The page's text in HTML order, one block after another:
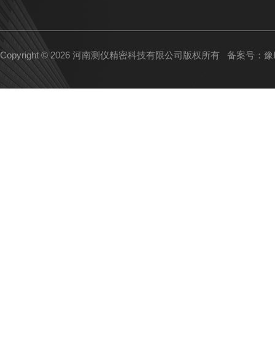
Copyright © 2026 河南测仪精密科技有限公司版权所有 备案号：